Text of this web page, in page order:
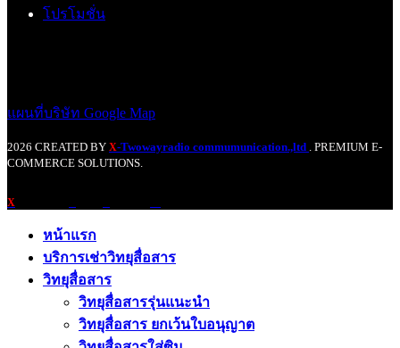
โปรโมชั่น
แผนที่บริษัท Google Map
2026 CREATED BY X-Twowayradio commumunication.,ltd . PREMIUM E-
COMMERCE SOLUTIONS.
X
หน้าแรก
บริการเช่าวิทยุสื่อสาร
วิทยุสื่อสาร
วิทยุสื่อสารรุ่นแนะนำ
วิทยุสื่อสาร ยกเว้นใบอนุญาต